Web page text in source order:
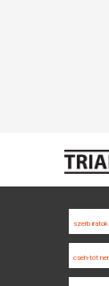
szerb iratok
cseh-tót